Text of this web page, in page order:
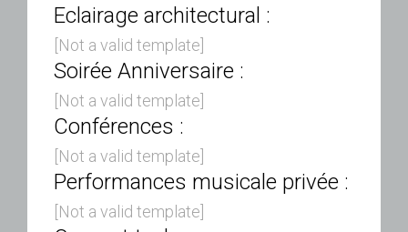
Eclairage architectural :
[Not a valid template]
Soirée Anniversaire :
[Not a valid template]
Conférences :
[Not a valid template]
Performances musicale privée :
[Not a valid template]